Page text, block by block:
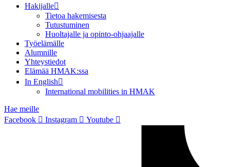
Hakijalle
Tietoa hakemisesta
Tutustuminen
Huoltajalle ja opinto-ohjaajalle
Työelämälle
Alumnille
Yhteystiedot
Elämää HMAK:ssa
In English
International mobilities in HMAK
Hae meille
Facebook
Instagram Youtube